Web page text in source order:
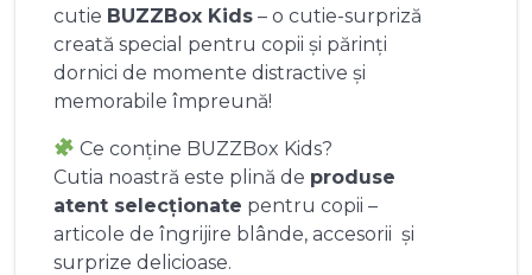
cutie BUZZBox Kids – o cutie-surpriză
creată special pentru copii și părinți
dornici de momente distractive și
memorabile împreună!
Ce conține BUZZBox Kids?
Cutia noastră este plină de produse
atent selecționate pentru copii –
articole de îngrijire blânde, accesorii și
surprize delicioase.